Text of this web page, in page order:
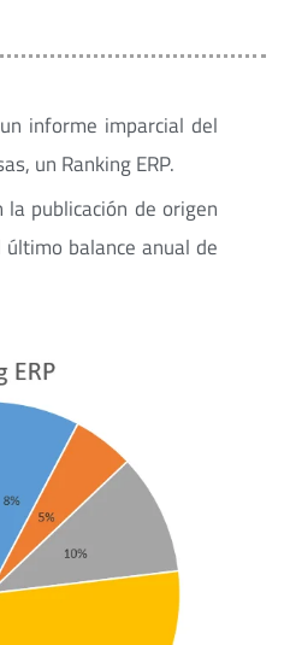
informe imparcial del
un Ranking ERP.
publicación de origen
balance anual de